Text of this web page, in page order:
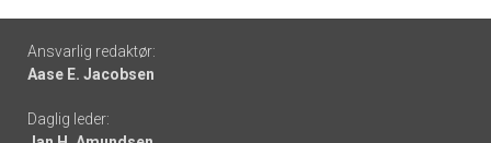
Footer
-
links
Ansvarlig redaktør:
Aase E. Jacobsen
Daglig leder: